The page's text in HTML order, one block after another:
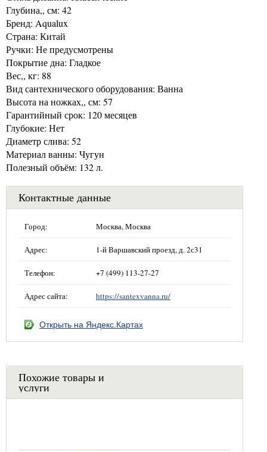
Глубина,, см: 42
Бренд: Aqualux
Страна: Китай
Ручки: Не предусмотрены
Покрытие дна: Гладкое
Вес,, кг: 88
Вид сантехнического оборудования: Ванна
Высота на ножках,, см: 57
Гарантийный срок: 120 месяцев
Глубокие: Нет
Диаметр слива: 52
Материал ванны: Чугун
Полезный объём: 132 л.
Контактные данные
Город: Москва, Москва
Адрес: 1-й Варшавский проезд, д. 2с31
Телефон: +7 (499) 113-27-27
Адрес сайта: https://santexvanna.ru/
Открыть на Яндекс.Картах
Похожие товары и
услуги